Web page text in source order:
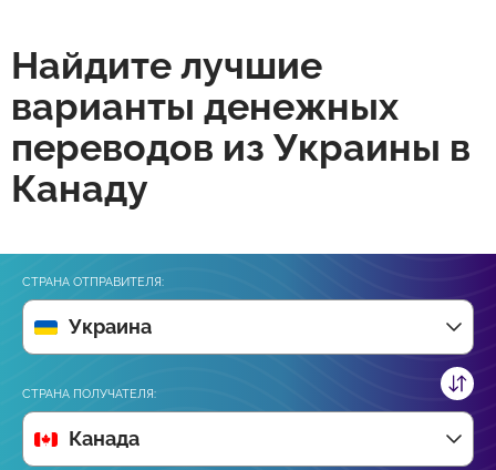
Найдите лучшие
варианты денежных
переводов из Украины в
Канаду
СТРАНА ОТПРАВИТЕЛЯ:
Украина
СТРАНА ПОЛУЧАТЕЛЯ:
Канада